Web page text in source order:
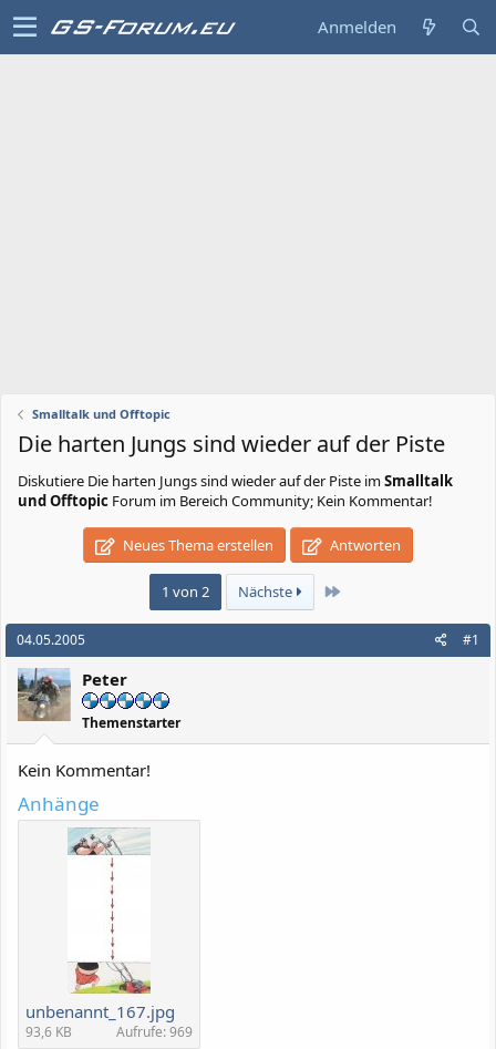
Anmelden
Smalltalk und Offtopic
Die harten Jungs sind wieder auf der Piste
Diskutiere Die harten Jungs sind wieder auf der Piste imSmalltalk
und Offtopic Forum im Bereich Community; Kein Kommentar!
Neues Thema erstellen Antworten
1 von 2 Nächste Letzte
04.05.2005 #1
Peter
Themenstarter
Kein Kommentar!
Anhänge
unbenannt_167.jpg
93,6 KB Aufrufe: 969